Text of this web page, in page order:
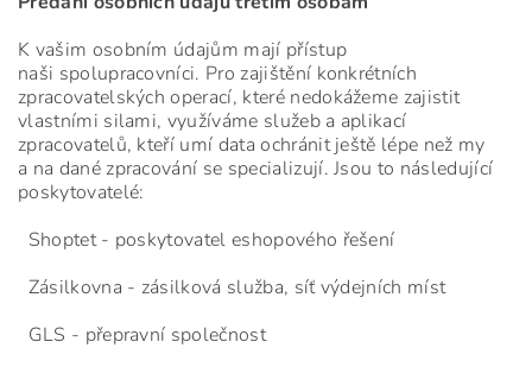
K vašim osobním údajům mají přístup
naši spolupracovníci. Pro zajištění konkrétních
zpracovatelských operací, které nedokážeme zajistit
vlastními silami, využíváme služeb a aplikací
zpracovatelů, kteří umí data ochránit ještě lépe než my
a na dané zpracování se specializují. Jsou to následující
poskytovatelé:
Shoptet - poskytovatel eshopového řešení
Zásilkovna - zásilková služba, síť výdejních míst
GLS - přepravní společnost